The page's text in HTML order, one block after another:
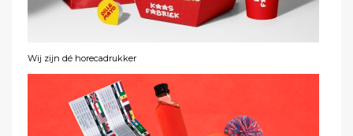
Wij zijn dé horecadrukker